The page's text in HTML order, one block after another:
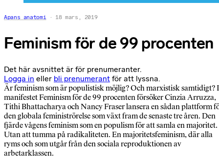
Apans anatomi 18 mars, 2019
Feminism för de 99 procenten
Det här avsnittet är för prenumeranter.
Logga in eller bli prenumerant för att lyssna.
Är feminism som är populistisk möjlig? Och marxistisk samtidigt? I
manifestet Feminism för de 99 procenten försöker Cinzia Arruzza,
Tithi Bhattacharya och Nancy Fraser lansera en sådan plattform
den globala feministrörelse som växt fram de senaste tre åren. Den
fjärde vågens feminism som en populism för att samla en majoritet.
Utan att tumma på radikaliteten. En majoritetsfeminism, där alla
ryms och som utgår från den sociala reproduktionen av
arbetarklassen.